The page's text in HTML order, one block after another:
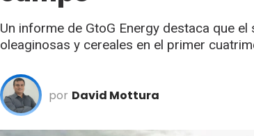
Un informe de GtoG Energy destaca que
oleaginosas y cereales en el primer
por David Mottura